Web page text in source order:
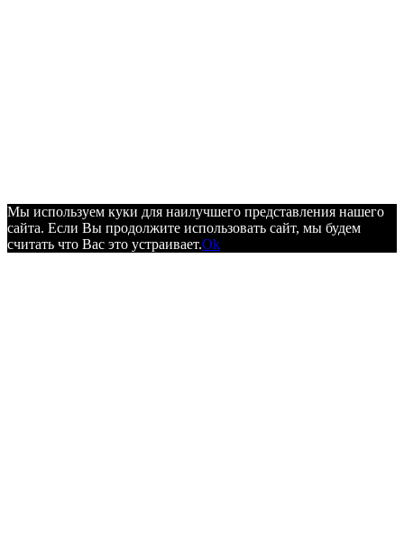
Мы используем куки для наилучшего представления нашего
сайта. Если Вы продолжите использовать сайт, мы будем
считать что Вас это устраивает.Ok